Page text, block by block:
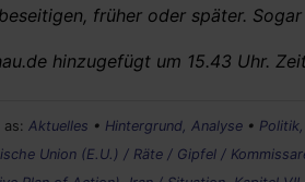
früher oder später.
hinzugefügt um 15.43 Uhr.
Aktuelles • Hintergrund, Analyse •
Union (E.U.) / Räte / Gipfel /